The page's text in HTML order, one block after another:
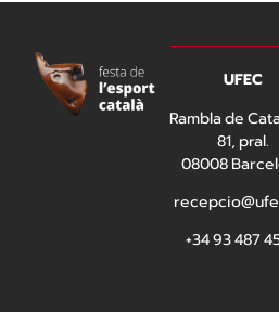
UFEC
Rambla de
81, pral.
08008
+34 93 487